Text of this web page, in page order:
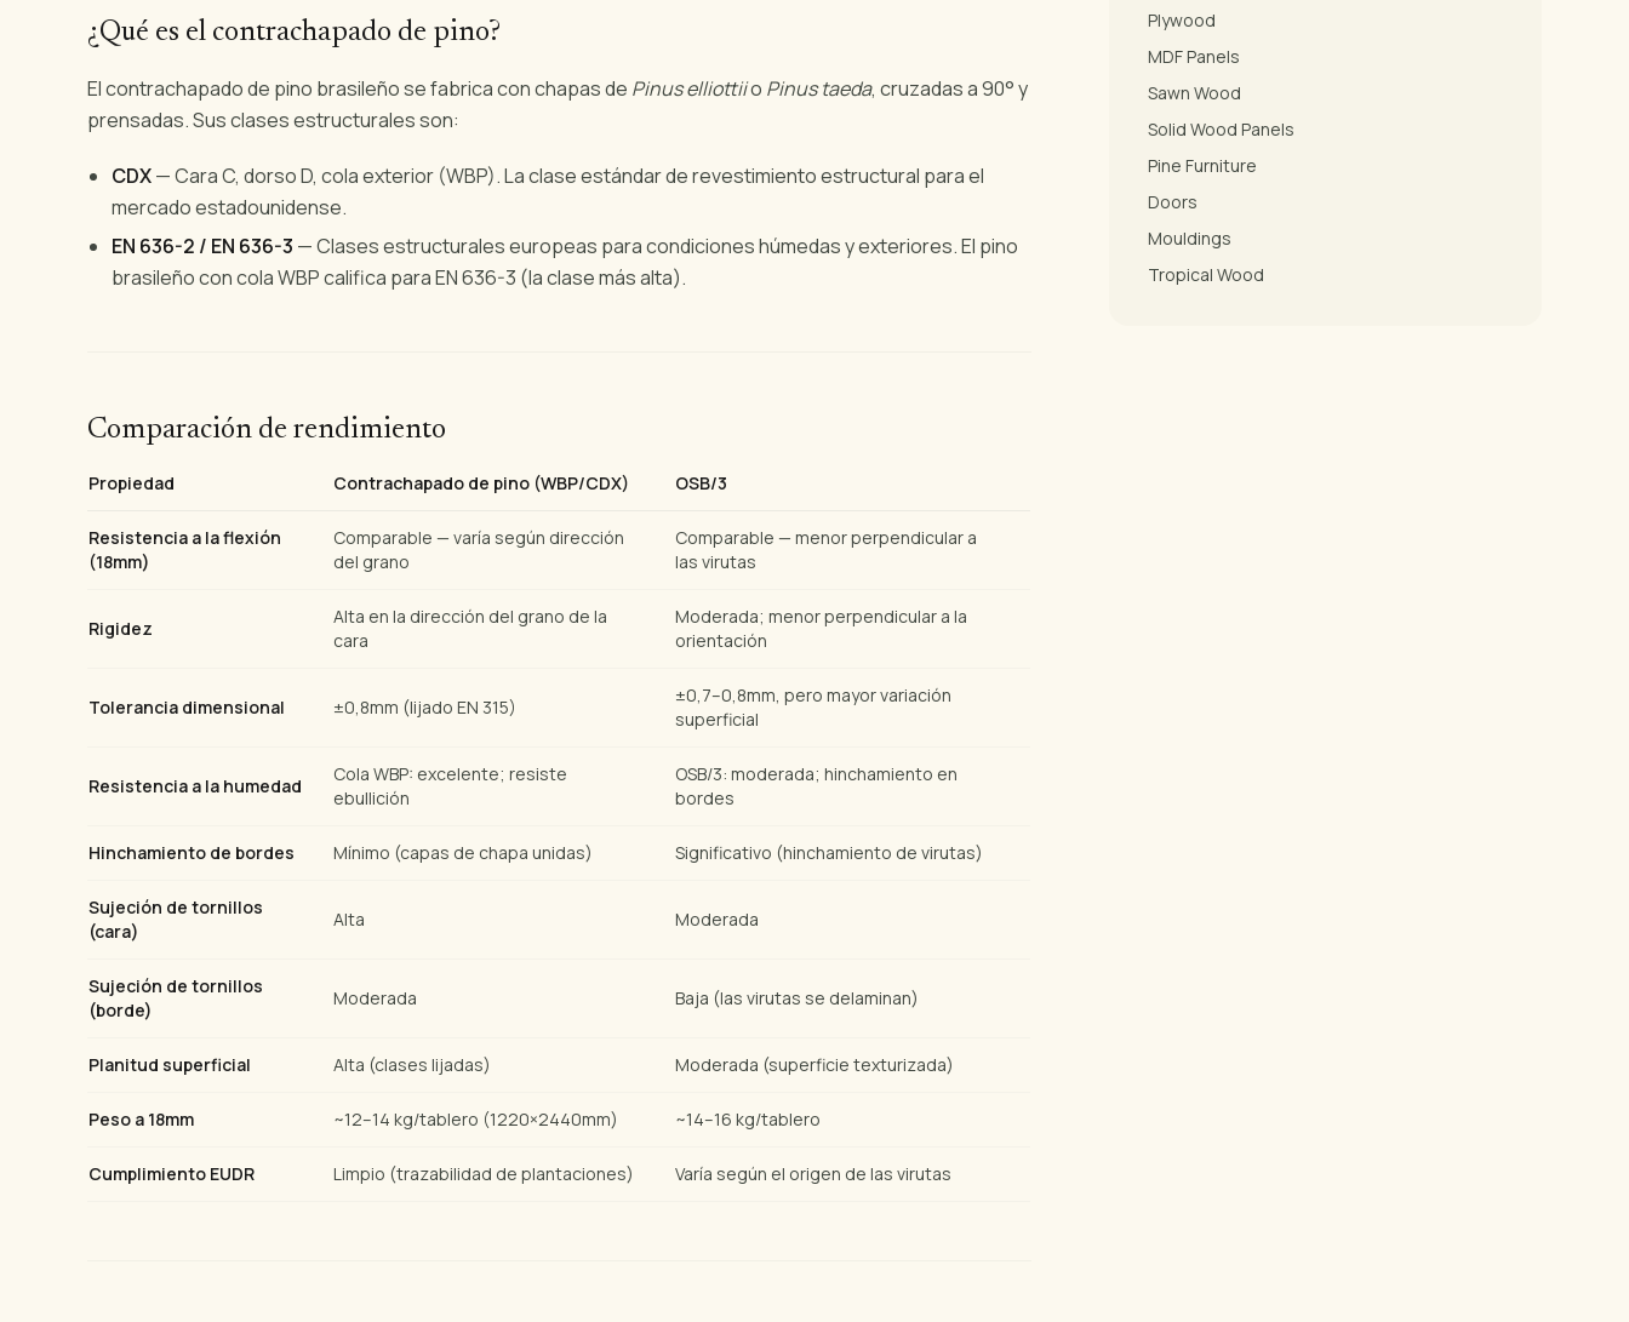
¿Qué es el contrachapado de pino?
El contrachapado de pino brasileño se fabrica con chapas de Pinus elliottiio Pinus taeda, cruzadas a 90° y
prensadas. Sus clases estructurales son:
CDX— Cara C, dorso D, cola exterior (WBP). La clase estándar de revestimiento estructural para el
mercado estadounidense.
EN 636-2 / EN 636-3 — Clases estructurales europeas para condiciones húmedas y exteriores. El pino
brasileño con cola WBP califica para EN 636-3 (la clase más alta).
Comparación de rendimiento
Propiedad Contrachapado de pino (WBP/CDX) OSB/3
Resistencia a la flexión
(18mm)
Comparable — varía según dirección
del grano
Comparable — menor perpendicular a
las virutas
Rigidez
Alta en la dirección del grano de la
cara
Moderada; menor perpendicular a la
orientación
Tolerancia dimensional ±0,8mm (lijado EN 315)
±0,7–0,8mm, pero mayor variación
superficial
Resistencia a la humedad
Cola WBP: excelente; resiste
ebullición
OSB/3: moderada; hinchamiento en
bordes
Hinchamiento de bordes Mínimo (capas de chapa unidas) Significativo (hinchamiento de virutas)
Sujeción de tornillos
(cara)
Alta Moderada
Sujeción de tornillos
(borde)
Moderada Baja (las virutas se delaminan)
Planitud superficial Alta (clases lijadas) Moderada (superficie texturizada)
Peso a 18mm ~12–14 kg/tablero (1220×2440mm) ~14–16 kg/tablero
Cumplimiento EUDR Limpio (trazabilidad de plantaciones) Varía según el origen de las virutas
Plywood
MDF Panels
Sawn Wood
Solid Wood Panels
Pine Furniture
Doors
Mouldings
Tropical Wood